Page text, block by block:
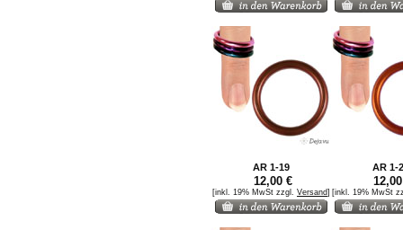
AR 1-19 AR 1-
12,00 €
[inkl. 19% MwSt zzgl. Versand] [inkl. 19% MwSt